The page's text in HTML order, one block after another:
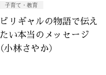
子育て・教育
ビリギャルの物語で伝え
たい本当のメッセージ
（小林さやか）